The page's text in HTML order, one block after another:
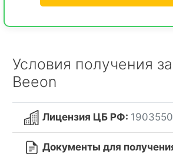
Условия получения
Beeon
Лицензия ЦБ РФ:
Документы для